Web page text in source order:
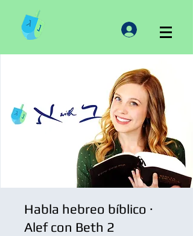
Habla hebreo bíblico ·
Alef con Beth 2